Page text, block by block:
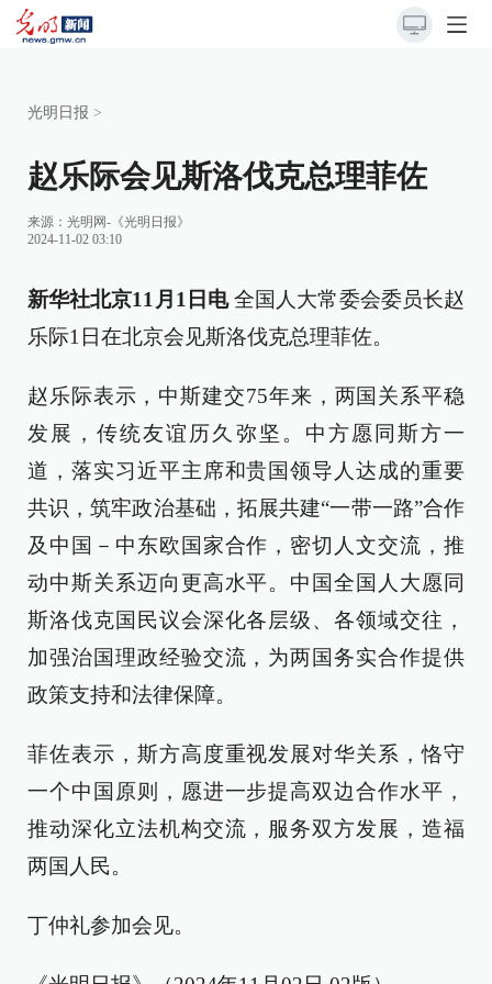
光明日报 >
赵乐际会见斯洛伐克总理菲佐
来源： 光明网-《光明日报》
2024-11-02 03:10
新华社北京11月1日电全国人大常委会委员长赵
乐际1日在北京会见斯洛伐克总理菲佐。
赵乐际表示，中斯建交75年来，两国关系平稳
发展，传统友谊历久弥坚。中方愿同斯方一
道，落实习近平主席和贵国领导人达成的重要
共识，筑牢政治基础，拓展共建“一带一路”合作
及中国－中东欧国家合作，密切人文交流，推
动中斯关系迈向更高水平。中国全国人大愿同
斯洛伐克国民议会深化各层级、各领域交往，
加强治国理政经验交流，为两国务实合作提供
政策支持和法律保障。
菲佐表示，斯方高度重视发展对华关系，恪守
一个中国原则，愿进一步提高双边合作水平，
推动深化立法机构交流，服务双方发展，造福
两国人民。
丁仲礼参加会见。